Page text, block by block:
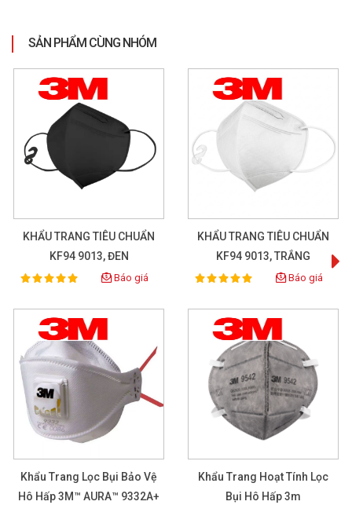
Bảo quản nơi khô ráo, thoáng mát, tránh ánh nắng trực tiếp
Không giặt hoặc tái sử dụng khẩu trang đã bẩn, ẩm hoặc
biến dạng.
Thay mới sau 3–5 lần sử dụng (hoặc khi cảm thấy khó thở
hơn bình thường).
Khẩu trang chống bụi công nghiệp
SẢN PHẨM CÙNG NHÓM
KHẨU TRANG TIÊU CHUẨN
KF94 9013, ĐEN
Rating:
100% Báo giá
KHẨU TRANG TIÊU CHUẨN
KF94 9013, TRẮNG
Rating:
100% Báo giá
Khẩu Trang Lọc Bụi Bảo Vệ
Hô Hấp 3M™ AURA™ 9332A+
Khẩu Trang Hoạt Tính Lọc
Bụi Hô Hấp 3m